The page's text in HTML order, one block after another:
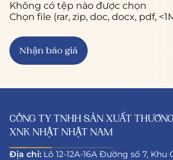
Không có tệp nào được chọn
Chọn file (rar, zip, doc, docx, pdf,
CÔNG TY TNHH SẢN XUẤT
XNK NHẬT NHẬT NAM
Địa chỉ: Lô 12-12A-16A Đường số 7,